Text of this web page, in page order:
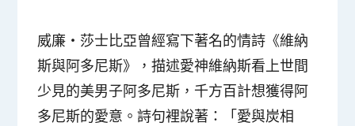
威廉‧莎士比亞曾經寫下著名的情詩《維納
斯與阿多尼斯》，描述愛神維納斯看上世間
少見的美男子阿多尼斯，千方百計想獲得阿
多尼斯的愛意。詩句裡說著：「愛與炭相